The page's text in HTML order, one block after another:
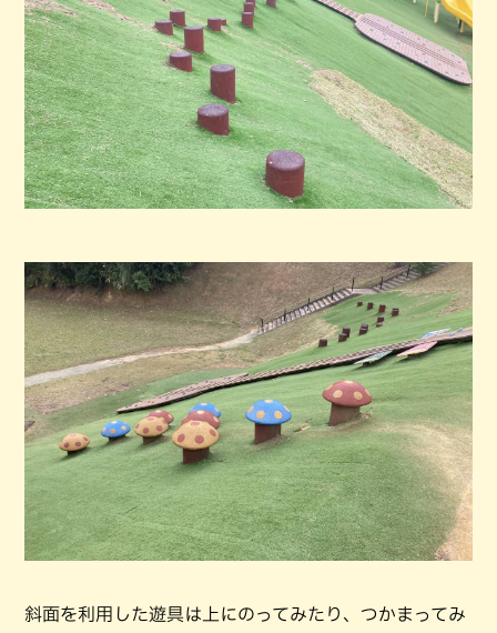
斜面を利用した遊具は上にのってみたり、つかまってみ